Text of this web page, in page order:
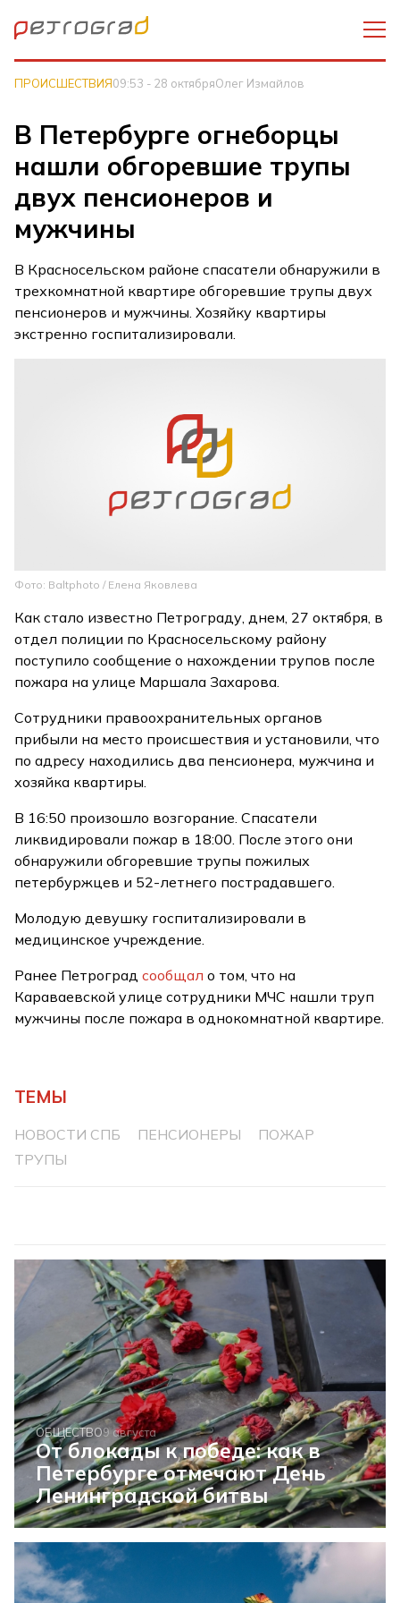
ПРОИСШЕСТВИЯ09:53 - 28 октябряОлег Измайлов
В Петербурге огнеборцы
нашли обгоревшие трупы
двух пенсионеров и
мужчины
В Красносельском районе спасатели обнаружили в
трехкомнатной квартире обгоревшие трупы двух
пенсионеров и мужчины. Хозяйку квартиры
экстренно госпитализировали.
Фото: Baltphoto / Елена Яковлева
Как стало известно Петрограду, днем, 27 октября, в
отдел полиции по Красносельскому району
поступило сообщение о нахождении трупов после
пожара на улице Маршала Захарова.
Сотрудники правоохранительных органов
прибыли на место происшествия и установили, что
по адресу находились два пенсионера, мужчина и
хозяйка квартиры.
В 16:50 произошло возгорание. Спасатели
ликвидировали пожар в 18:00. После этого они
обнаружили обгоревшие трупы пожилых
петербуржцев и 52-летнего пострадавшего.
Молодую девушку госпитализировали в
медицинское учреждение.
Ранее Петроградсообщал о том, что на
Караваевской улице сотрудники МЧС нашли труп
мужчины после пожара в однокомнатной квартире.
ТЕМЫ
НОВОСТИ СПБ ПЕНСИОНЕРЫ
ПОЖАР
ТРУПЫ
ОБЩЕСТВО9 августа
От блокады к победе: как в
Петербурге отмечают День
Ленинградской битвы